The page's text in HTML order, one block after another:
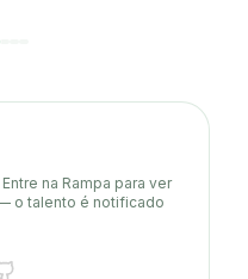
na Rampa para ver
o talento é notificado